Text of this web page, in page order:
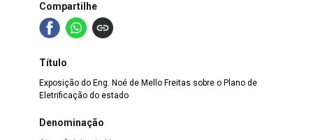
Compartilhe
Título
Exposição do Eng. Noé de Mello Freitas sobre o Plano de
Eletrificação do estado
Denominação